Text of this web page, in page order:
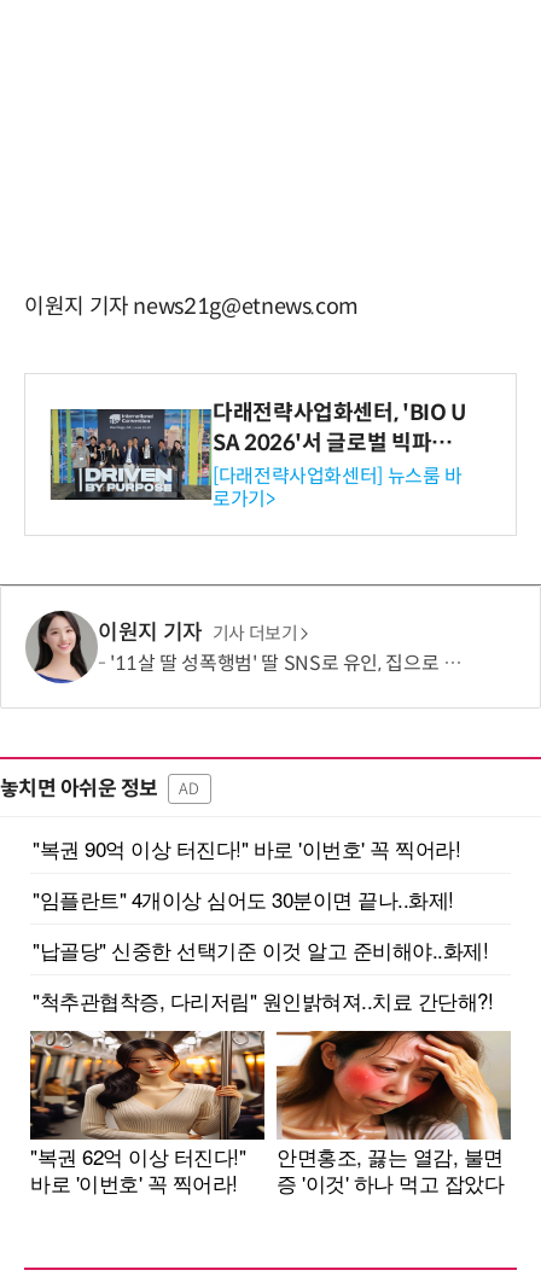
이원지 기자 news21g@etnews.com
다래전략사업화센터, 'BIO U
SA 2026'서 글로벌 빅파마
와의 비즈니스 미팅 지원…K
-바이오 해외 진출 교두보 확
보
[다래전략사업화센터] 뉴스룸 바
로가기>
이원지 기자 기사 더보기
'11살 딸 성폭행범' 딸 SNS로 유인, 집으로 불러낸 아버지…결국 총 쐈다
놓치면 아쉬운 정보 AD